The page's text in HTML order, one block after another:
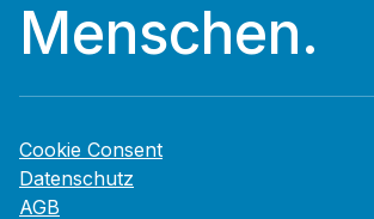
Menschen.
Cookie Consent
Datenschutz
AGB